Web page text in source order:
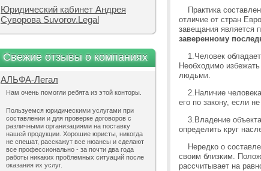
Юридический кабинет Андрея
Суворова Suvorov.Legal
Свежие отзывы о компаниях
АЛЬФА-Легал
Нам очень помогли ребята из этой конторы.
Пользуемся юридическими услугами при
составлении и для проверке договоров с
различными организациями на поставку
нашей продукции. Хорошие юристы, никогда
не спешат, расскажут все нюансы и сделают
все профессионально - за почти два года
работы никаких проблемных ситуаций после
оказания их услуг.
Практика
отличие от стран
завещания является
заверенному
1.Человек
Необходимо
людьми.
2.Наличие
его по закону, если
3.Владение
определить круг
Нередко о
своим близким.
рассчитывает на